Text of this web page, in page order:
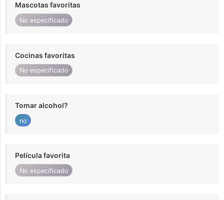
Mascotas favoritas
No especificado
Cocinas favoritas
No especificado
Tomar alcohol?
no
Película favorita
No especificado